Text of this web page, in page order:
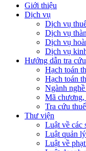
Giới thiệu
Dịch vụ
Dịch vụ
Dịch vụ
Dịch vụ
Dịch vụ
Hướng dẫn tra cứu
Hạch toán
Hạch toán
Ngành
Mã
Tra cứu
Thư viện
Luật về các
Luật quản
Luật về